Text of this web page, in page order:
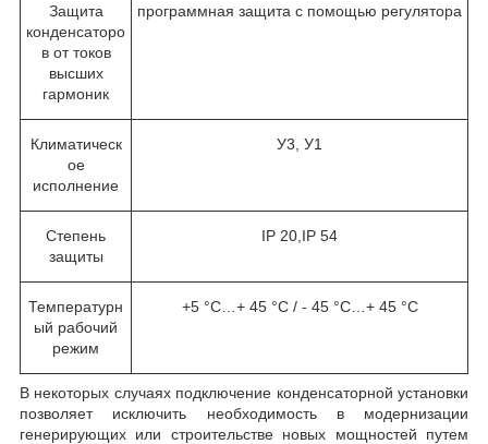
Защита
конденсаторо
в от токов
высших
гармоник
программная защита с помощью регулятора
Климатическ
ое
исполнение
У3, У1
Степень
защиты
IP 20,IP 54
Температурн
ый рабочий
режим
+5 °С…+ 45 °С / - 45 °С…+ 45 °С
В некоторых случаях подключение конденсаторной установки
позволяет исключить необходимость в модернизации
генерирующих или строительстве новых мощностей путем